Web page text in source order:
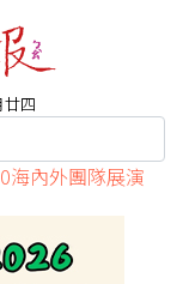
四
內外團隊展演